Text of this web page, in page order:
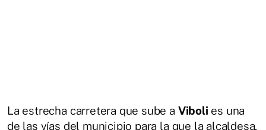
La estrecha carretera que sube a Viboli es una
de las vías del municipio para la que la alcaldesa,